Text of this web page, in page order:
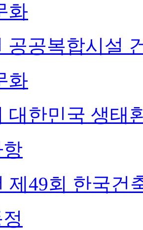
화
공공복합시설
화
대한민국 생태
제49회 한국건